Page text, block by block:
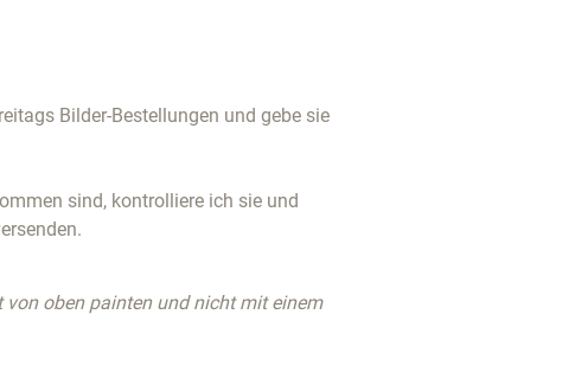
Bilder-Bestellungen und gebe sie
sind, kontrolliere ich sie und
oben painten und nicht mit einem